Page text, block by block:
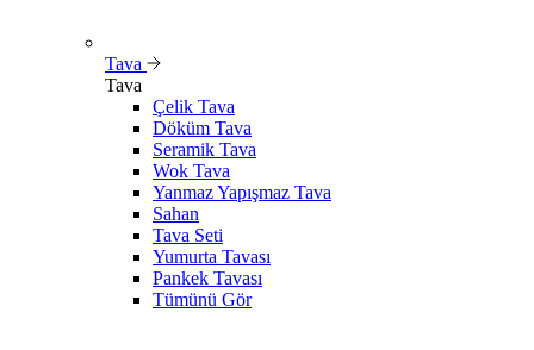
Tava
Tava
Çelik Tava
Döküm Tava
Seramik Tava
Wok Tava
Yanmaz Yapışmaz Tava
Sahan
Tava Seti
Yumurta Tavası
Pankek Tavası
Tümünü Gör